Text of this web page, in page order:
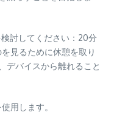
討してください：20分
見るために休憩を取り
デバイスから離れること
用します。